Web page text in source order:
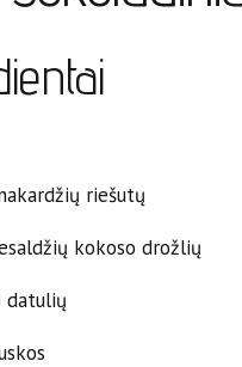
riešutų
kokoso drožlių
datulių